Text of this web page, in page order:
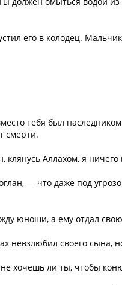
его в колодец.
тебя был
смерти.
клянусь Аллахом, я
— что даже под
юноши, а ему отдал
невзлюбил своего сына,
хочешь ли ты, чтобы